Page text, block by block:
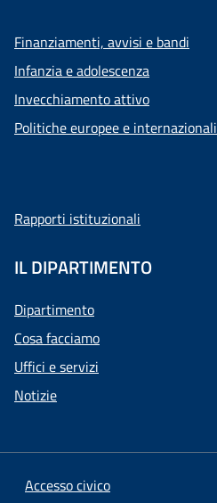
Finanziamenti, avvisi e bandi
Infanzia e adolescenza
Invecchiamento attivo
Politiche europee e internazionali
Rapporti istituzionali
IL DIPARTIMENTO
Dipartimento
Cosa facciamo
Uffici e servizi
Notizie
Accesso civico